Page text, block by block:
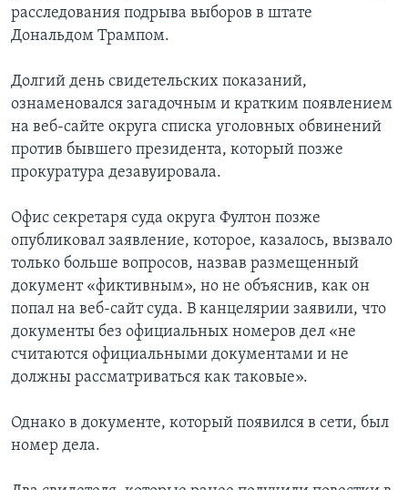
расследования подрыва выборов в штате
Дональдом Трампом.
Долгий день свидетельских показаний,
ознаменовался загадочным и кратким появлением
на веб-сайте округа списка уголовных обвинений
против бывшего президента, который позже
прокуратура дезавуировала.
Офис секретаря суда округа Фултон позже
опубликовал заявление, которое, казалось, вызвало
только больше вопросов, назвав размещенный
документ «фиктивным», но не объяснив, как он
попал на веб-сайт суда. В канцелярии заявили, что
документы без официальных номеров дел «не
считаются официальными документами и не
должны рассматриваться как таковые».
Однако в документе, который появился в сети, был
номер дела.